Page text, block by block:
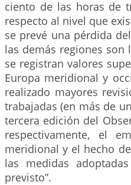
ciento de las horas de
respecto al nivel que
se prevé una pérdida
las demás regiones
se registran valores
Europa meridional y
realizado mayores
trabajadas (en más de
tercera edición del
respectivamente, el
meridional y el hecho
las medidas
previsto”.